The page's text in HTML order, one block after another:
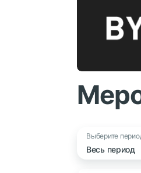
Выберите